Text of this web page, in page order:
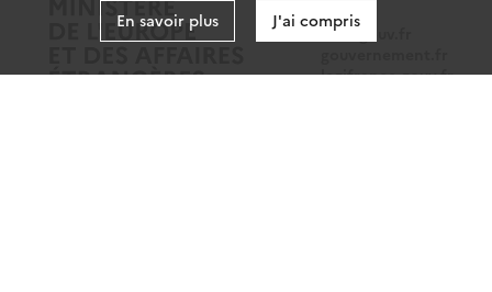
data.gouv.fr
legifrance.gouv.fr
En savoir plus J'ai compris